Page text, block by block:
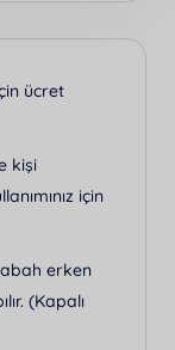
ücret
kişi
için
erken
(Kapalı